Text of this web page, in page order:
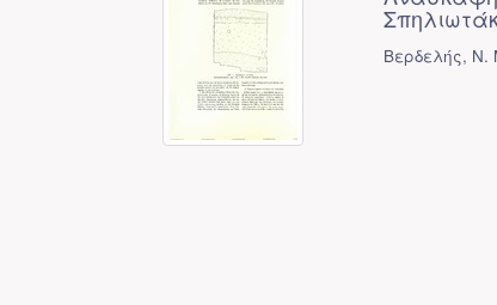
Βερδελής, Ν.